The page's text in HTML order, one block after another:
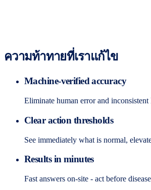
ความท้าทายที่เราแก้ไข
Machine-verified accuracy
Eliminate human error and inconsistent
Clear action thresholds
See immediately what is normal,
Results in minutes
Fast answers on-site - act before